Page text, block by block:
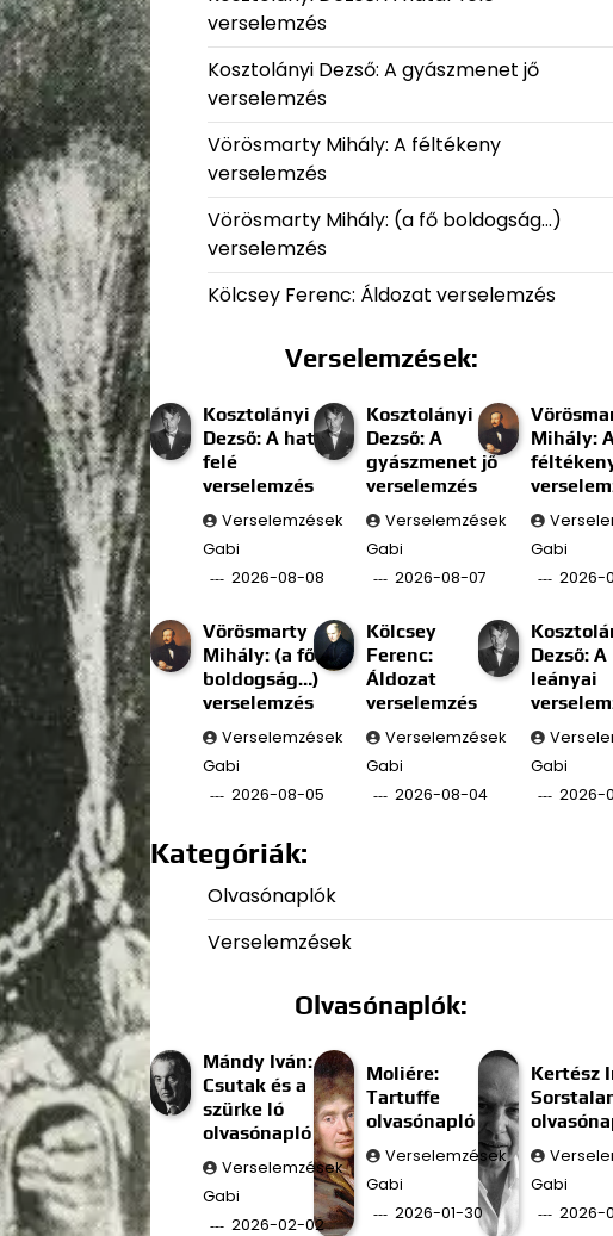
verselemzés
Kosztolányi Dezső: A gyászmenet jő
verselemzés
Vörösmarty Mihály: A féltékeny
verselemzés
Vörösmarty Mihály: (a fő boldogság…)
verselemzés
Kölcsey Ferenc: Áldozat verselemzés
Verselemzések:
Kosztolányi
Dezső: A határ
felé
verselemzés
Verselemzések
Gabi
2026-08-08
Kosztolányi
Dezső: A
gyászmenet jő
verselemzés
Verselemzések
Gabi
2026-08-07
Mihály:
Gabi
2026-
Vörösmarty
Mihály: (a fő
boldogság…)
verselemzés
Verselemzések
Gabi
2026-08-05
Kölcsey
Ferenc:
Áldozat
verselemzés
Verselemzések
Gabi
2026-08-04
Dezső:
leányai
Gabi
2026-
Kategóriák:
Olvasónaplók
Verselemzések
Olvasónaplók:
Mándy Iván:
Csutak és a
szürke ló
olvasónapló
Verselemzések
Gabi
2026-02-02
Moliére:
Tartuffe
olvasónapló
Verselemzések
Gabi
2026-01-30
Kertész
Gabi
2026-